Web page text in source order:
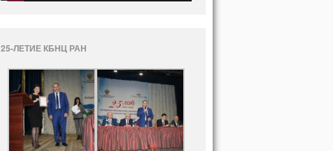
25-ЛЕТИЕ КБНЦ РАН